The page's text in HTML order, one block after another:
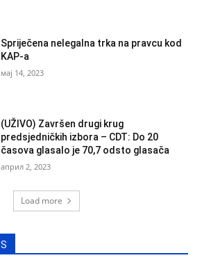
Spriječena nelegalna trka na pravcu kod
KAP-a
мај 14, 2023
(UŽIVO) Završen drugi krug
predsjedničkih izbora – CDT: Do 20
časova glasalo je 70,7 odsto glasača
април 2, 2023
Load more